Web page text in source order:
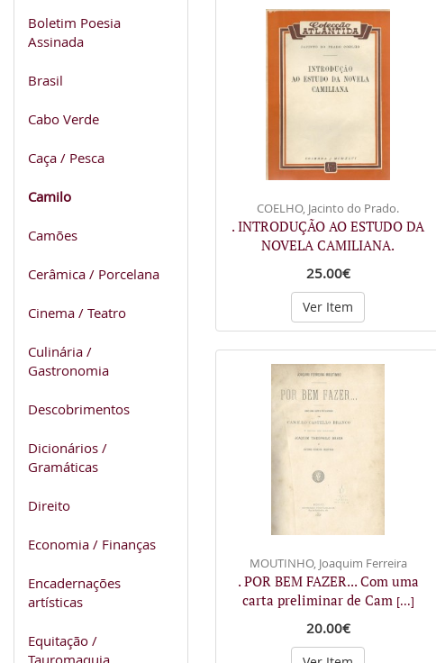
Boletim Poesia
Assinada
Brasil
Cabo Verde
Caça / Pesca
Camilo
Camões
Cerâmica / Porcelana
Cinema / Teatro
Culinária /
Gastronomia
Descobrimentos
Dicionários /
Gramáticas
Direito
Economia / Finanças
Encadernações
artísticas
Equitação /
Tauromaquia
COELHO, Jacinto do Prado.
. INTRODUÇÃO AO ESTUDO DA
NOVELA CAMILIANA.
25.00€
Ver Item
MOUTINHO, Joaquim Ferreira
. POR BEM FAZER... Com uma
carta preliminar de Cam [...]
20.00€